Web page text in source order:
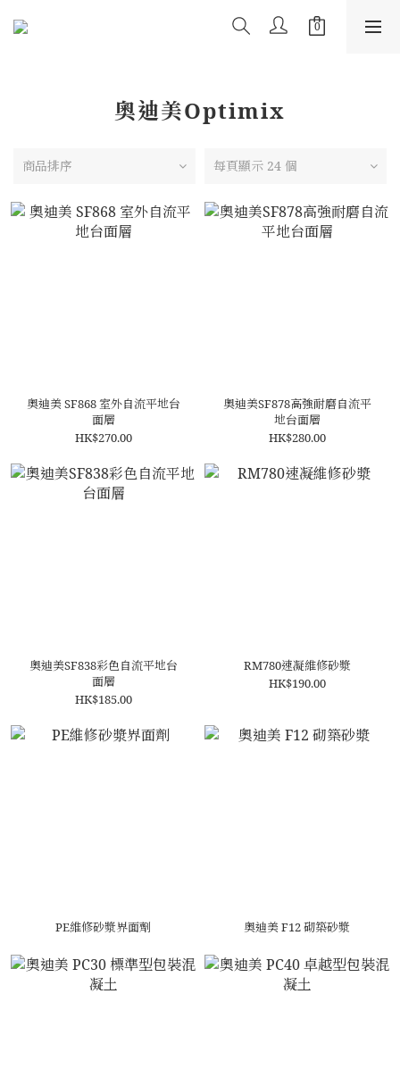
奧迪美Optimix
商品排序 每頁顯示 24 個
奧迪美 SF868 室外自流平地台
面層
HK$270.00
奧迪美SF878高強耐磨自流平
地台面層
HK$280.00
奧迪美SF838彩色自流平地台
面層
HK$185.00
RM780速凝維修砂漿
HK$190.00
PE維修砂漿界面劑 奧迪美 F12 砌築砂漿